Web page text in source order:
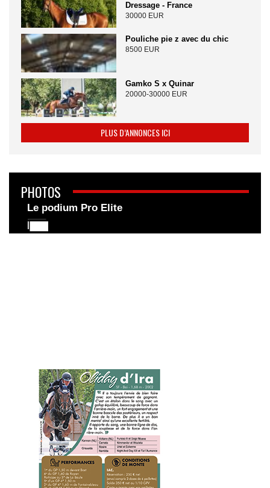
Dressage - France
30000 EUR
Pouliche pie z avec du chic
8500 EUR
Gamko S x Quinar
20000-30000 EUR
PLUS D’ANNONCES ICI
PHOTOS
Le podium Pro Elite